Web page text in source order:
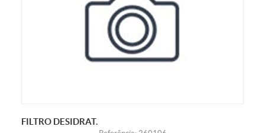
FILTRO DESIDRAT.